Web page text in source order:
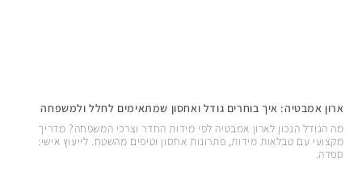
ארון אמבטיה: איך בוחרים גודל ואחסון שמתאימים לחלל ולמשפחה
מה הגודל הנכון לארון אמבטיה לפי מידות החדר וצרכי המשפחה? מדריך
מקצועי עם טבלאות מידות, פתרונות אחסון וטיפים מהשטח. לייעוץ אישי:
ספדה.